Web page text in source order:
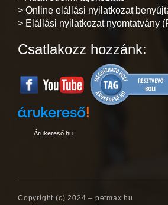
> Online elállási nyilatkozat
> Elállási nyilatkozat nyomtatvány
Csatlakozz hozzánk:
Árukereső.hu
Copyright (c) 2024 – petmax.hu